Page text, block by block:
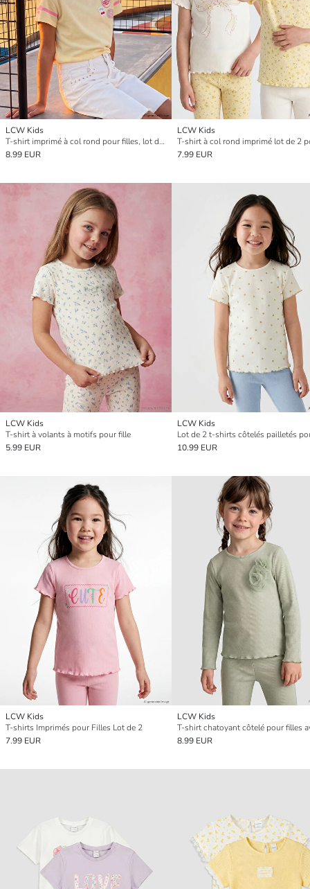
LCW Kids
T-shirt imprimé à col rond pour filles, lot de 2
8.99 EUR
LCW Kids
7.99 EUR
LCW Kids
T-shirt à volants à motifs pour fille
5.99 EUR
LCW Kids
Lot de 2 t-shirts côtelés pailletés
10.99 EUR
LCW Kids
T-shirts Imprimés pour Filles Lot de 2
7.99 EUR
LCW Kids
8.99 EUR